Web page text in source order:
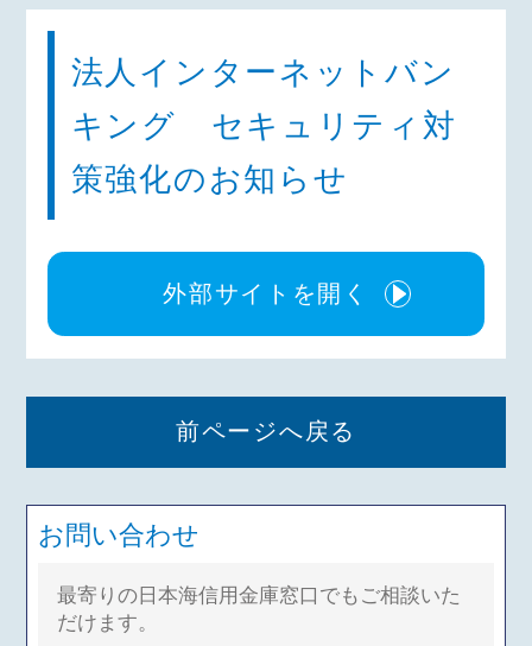
法人インターネットバン
キング セキュリティ対
策強化のお知らせ
外部サイトを開く
前ページへ戻る
お問い合わせ
最寄りの日本海信用金庫窓口でもご相談いた
だけます。